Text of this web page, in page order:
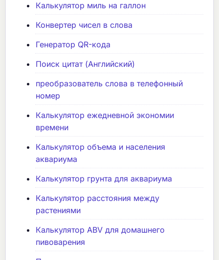
Калькулятор миль на галлон
Конвертер чисел в слова
Генератор QR-кода
Поиск цитат (Английский)
преобразователь слова в телефонный
номер
Калькулятор ежедневной экономии
времени
Калькулятор объема и населения
аквариума
Калькулятор грунта для аквариума
Калькулятор расстояния между
растениями
Калькулятор ABV для домашнего
пивоварения